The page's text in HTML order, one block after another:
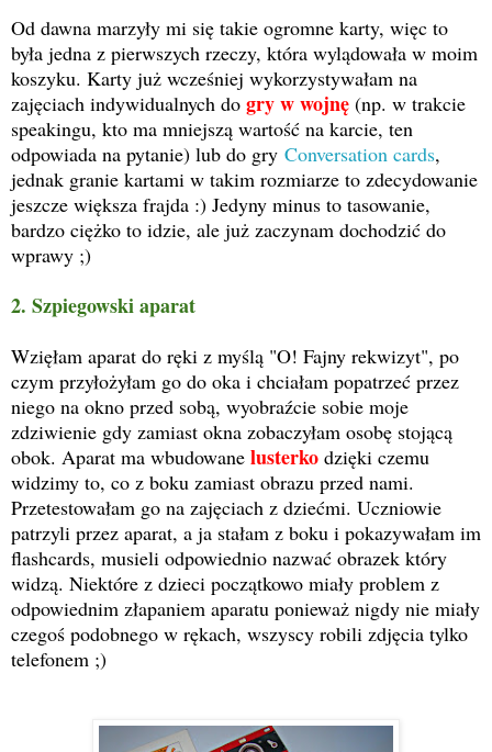
Od dawna marzyły mi się takie ogromne karty, więc to
była jedna z pierwszych rzeczy, która wylądowała w moim
koszyku. Karty już wcześniej wykorzystywałam na
zajęciach indywidualnych do gry w wojnę (np. w trakcie
speakingu, kto ma mniejszą wartość na karcie, ten
odpowiada na pytanie) lub do gry Conversation cards,
jednak granie kartami w takim rozmiarze to zdecydowanie
jeszcze większa frajda :) Jedyny minus to tasowanie,
bardzo ciężko to idzie, ale już zaczynam dochodzić do
wprawy ;)
2. Szpiegowski aparat
Wzięłam aparat do ręki z myślą "O! Fajny rekwizyt", po
czym przyłożyłam go do oka i chciałam popatrzeć przez
niego na okno przed sobą, wyobraźcie sobie moje
zdziwienie gdy zamiast okna zobaczyłam osobę stojącą
obok. Aparat ma wbudowane lusterko dzięki czemu
widzimy to, co z boku zamiast obrazu przed nami.
Przetestowałam go na zajęciach z dziećmi. Uczniowie
patrzyli przez aparat, a ja stałam z boku i pokazywałam im
flashcards, musieli odpowiednio nazwać obrazek który
widzą. Niektóre z dzieci początkowo miały problem z
odpowiednim złapaniem aparatu ponieważ nigdy nie miały
czegoś podobnego w rękach, wszyscy robili zdjęcia tylko
telefonem ;)